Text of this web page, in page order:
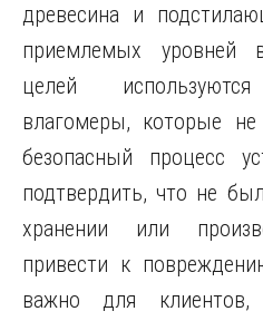
древесина и
приемлемых уровней
целей
влагомеры, которые не
безопасный процесс
подтвердить, что не
хранении или
привести к
важно для клиентов,